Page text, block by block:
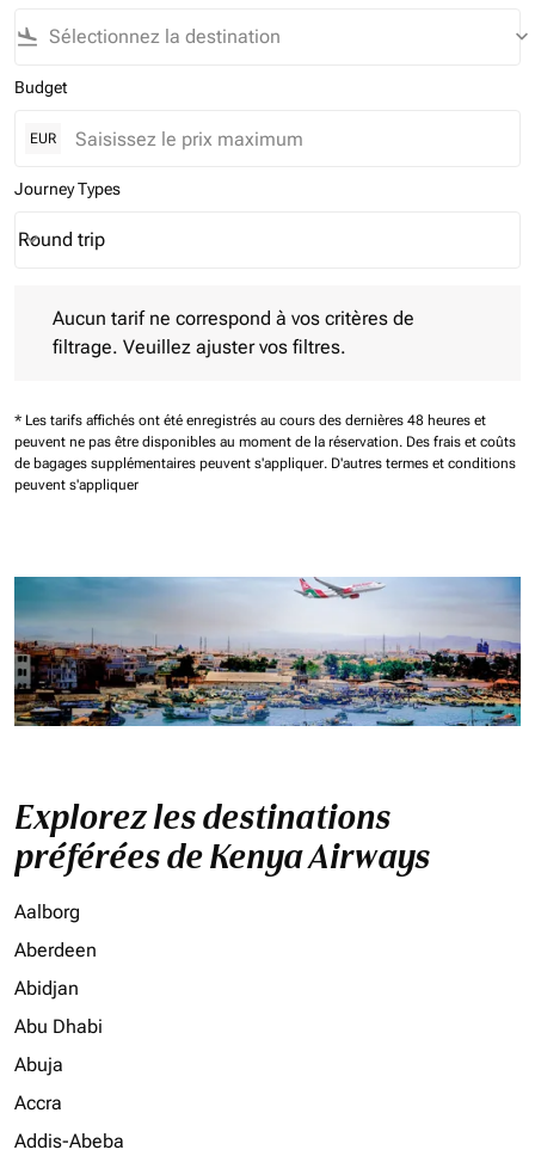
flight_land keyboard_arrow_down
Budget
EUR
Journey Types
Journey Types option Round trip Selected
Round trip
keyboard_arrow_down
Aucun tarif ne correspond à vos critères de
filtrage. Veuillez ajuster vos filtres.
* Les tarifs affichés ont été enregistrés au cours des dernières 48 heures et
peuvent ne pas être disponibles au moment de la réservation. Des frais et coûts
de bagages supplémentaires peuvent s'appliquer. D'autres termes et conditions
peuvent s'appliquer
Explorez les destinations
préférées de Kenya Airways
Aalborg
Aberdeen
Abidjan
Abu Dhabi
Abuja
Accra
Addis-Abeba